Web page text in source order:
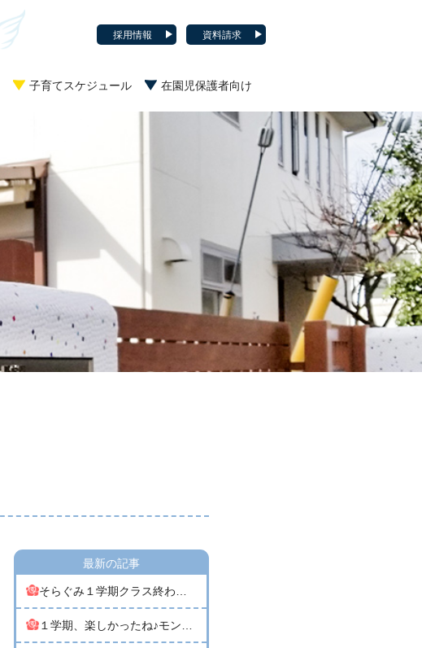
子育てスケジュール 在園児保護者向け
資料請求
採用情報
最新の記事
そらぐみ１学期クラス終わりました☆彡 （親子教室１歳児クラス そらぐみ）
１学期、楽しかったね♪モンテッソーリいちごクラス